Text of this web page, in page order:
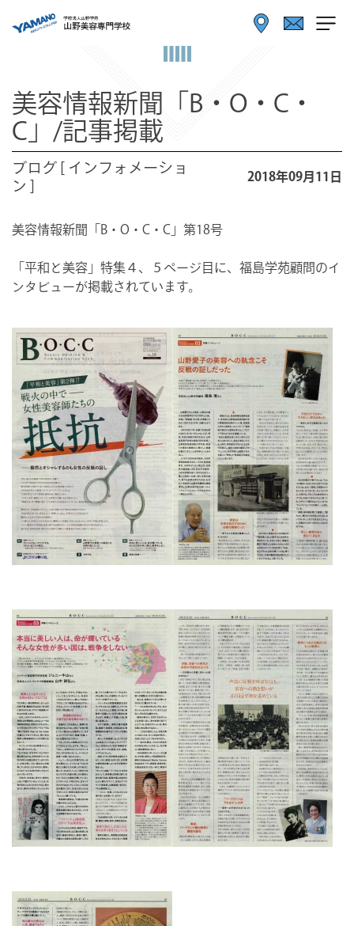
美容情報新聞「B・O・C・
C」/記事掲載
ブログ [ インフォメーショ
ン ]
2018年09月11日
美容情報新聞「B・O・C・C」第18号
「平和と美容」特集４、５ページ目に、福島学苑顧問のイ
ンタビューが掲載されています。